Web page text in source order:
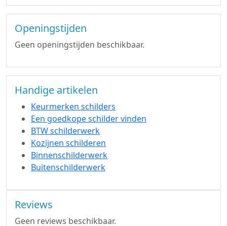
Openingstijden
Geen openingstijden beschikbaar.
Handige artikelen
Keurmerken schilders
Een goedkope schilder vinden
BTW schilderwerk
Kozijnen schilderen
Binnenschilderwerk
Buitenschilderwerk
Reviews
Geen reviews beschikbaar.